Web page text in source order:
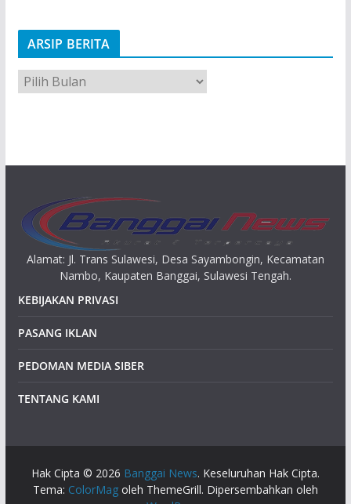
ARSIP BERITA
A
r
Alamat: Jl. Trans Sulawesi, Desa Sayambongin, Kecamatan
Nambo, Kaupaten Banggai, Sulawesi Tengah.
KEBIJAKAN PRIVASI
PASANG IKLAN
PEDOMAN MEDIA SIBER
TENTANG KAMI
Hak Cipta © 2026 Banggai News. Keseluruhan Hak Cipta.
Tema: ColorMagoleh ThemeGrill. Dipersembahkan oleh